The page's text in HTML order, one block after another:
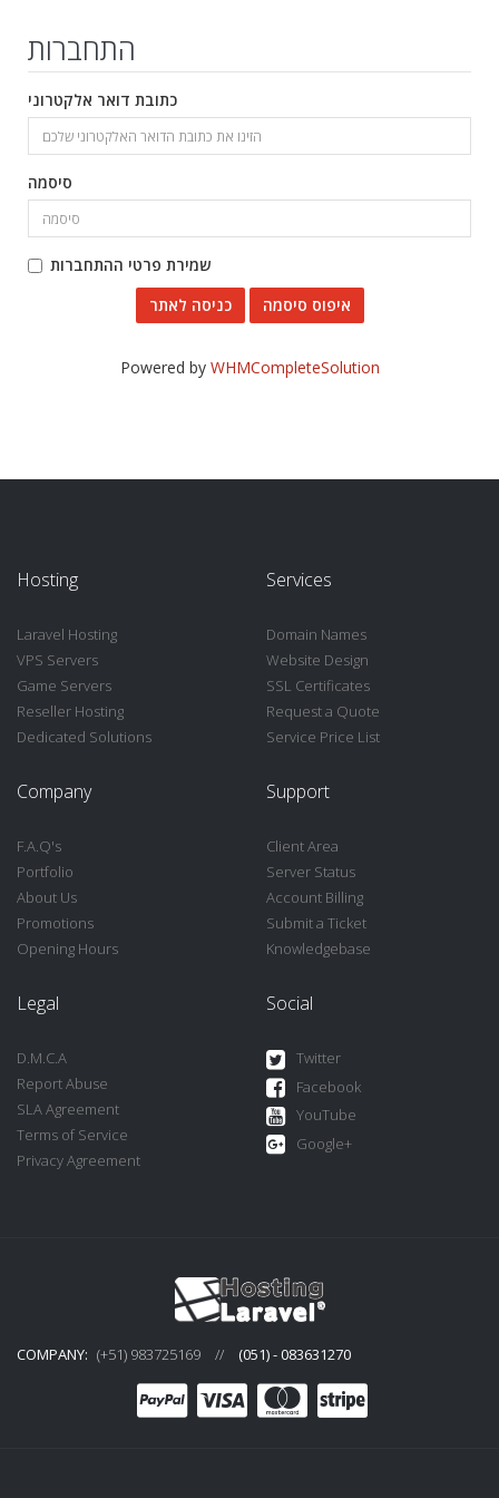
התחברות
כתובת דואר אלקטרוני
סיסמה
שמירת פרטי ההתחברות
איפוס סיסמה
Powered by WHMCompleteSolution
Hosting
Laravel Hosting
VPS Servers
Game Servers
Reseller Hosting
Dedicated Solutions
Services
Domain Names
Website Design
SSL Certificates
Request a Quote
Service Price List
Company
F.A.Q's
Portfolio
About Us
Promotions
Opening Hours
Support
Client Area
Server Status
Account Billing
Submit a Ticket
Knowledgebase
Legal
D.M.C.A
Report Abuse
SLA Agreement
Terms of Service
Privacy Agreement
Social
Twitter
Facebook
YouTube
Google+
COMPANY: (+51) 983725169 // (051) - 083631270